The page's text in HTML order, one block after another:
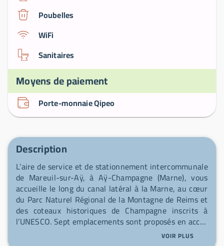
Poubelles
WiFi
Sanitaires
Moyens de paiement
Porte-monnaie Qipeo
Description
L’aire de service et de stationnement intercommunale
de Mareuil-sur-Aÿ, à Aÿ-Champagne (Marne), vous
accueille le long du canal latéral à la Marne, au cœur
du Parc Naturel Régional de la Montagne de Reims et
des coteaux historiques de Champagne inscrits à
l’UNESCO. Sept emplacements sont proposés en accès
libre (sans possibilité de réservation), avec borne
VOIR PLUS